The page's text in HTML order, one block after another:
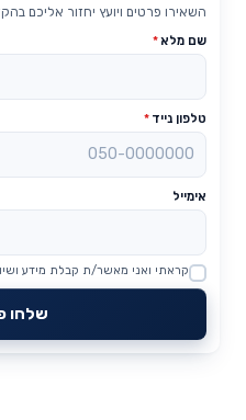
השאירו פרטים ויועץ יחזור אליכם
שם מלא*
טלפון נייד *
אימייל
Website
קראתי ואני מאשר/ת קבלת מידע
שלחו